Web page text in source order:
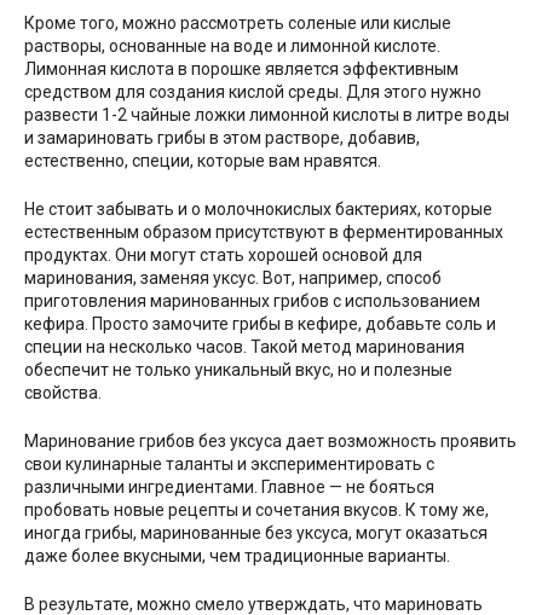
Кроме того, можно рассмотреть соленые или кислые
растворы, основанные на воде и лимонной кислоте.
Лимонная кислота в порошке является эффективным
средством для создания кислой среды. Для этого нужно
развести 1-2 чайные ложки лимонной кислоты в литре воды
и замариновать грибы в этом растворе, добавив,
естественно, специи, которые вам нравятся.
Не стоит забывать и о молочнокислых бактериях, которые
естественным образом присутствуют в ферментированных
продуктах. Они могут стать хорошей основой для
маринования, заменяя уксус. Вот, например, способ
приготовления маринованных грибов с использованием
кефира. Просто замочите грибы в кефире, добавьте соль и
специи на несколько часов. Такой метод маринования
обеспечит не только уникальный вкус, но и полезные
свойства.
Маринование грибов без уксуса дает возможность проявить
свои кулинарные таланты и экспериментировать с
различными ингредиентами. Главное — не бояться
пробовать новые рецепты и сочетания вкусов. К тому же,
иногда грибы, маринованные без уксуса, могут оказаться
даже более вкусными, чем традиционные варианты.
В результате, можно смело утверждать, что мариновать